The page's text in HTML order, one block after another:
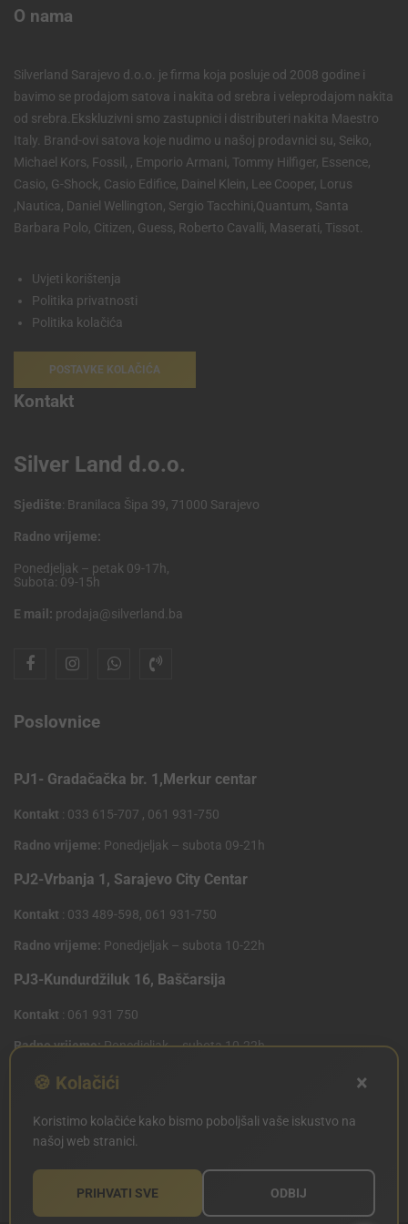
O nama
Silverland Sarajevo d.o.o. je firma koja posluje od 2008 godine i
bavimo se prodajom satova i nakita od srebra i veleprodajom nakita
od srebra.Ekskluzivni smo zastupnici i distributeri nakita Maestro
Italy. Brand-ovi satova koje nudimo u našoj prodavnici su, Seiko,
Michael Kors, Fossil, , Emporio Armani, Tommy Hilfiger, Essence,
Casio, G-Shock, Casio Edifice, Dainel Klein, Lee Cooper, Lorus
,Nautica, Daniel Wellington, Sergio Tacchini,Quantum, Santa
Barbara Polo, Citizen, Guess, Roberto Cavalli, Maserati, Tissot.
Uvjeti korištenja
Politika privatnosti
Politika kolačića
POSTAVKE KOLAČIĆA
Kontakt
Silver Land d.o.o.
Sjedište: Branilaca Šipa 39, 71000 Sarajevo
Radno vrijeme:
Ponedjeljak – petak 09-17h,
Subota: 09-15h
E mail: prodaja@silverland.ba
Poslovnice
PJ1- Gradačačka br. 1,Merkur centar
Kontakt : 033 615-707 , 061 931-750
Radno vrijeme: Ponedjeljak – subota 09-21h
PJ2-Vrbanja 1, Sarajevo City Centar
Kontakt : 033 489-598, 061 931-750
Radno vrijeme: Ponedjeljak – subota 10-22h
PJ3-Kundurdžiluk 16, Baščarsija
Kontakt : 061 931 750
Radno vrijeme:Ponedjeljak – subota 10-22h
PJ4 West Gate,Mostarsko raskrsce 10 (Penny Plus
Kontakt : 061 931 750
🍪 Kolačići ×
Koristimo kolačiće kako bismo poboljšali vaše iskustvo na
našoj web stranici.
PRIHVATI SVE ODBIJ